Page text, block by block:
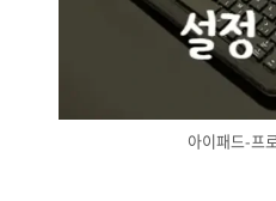
아이패드-프